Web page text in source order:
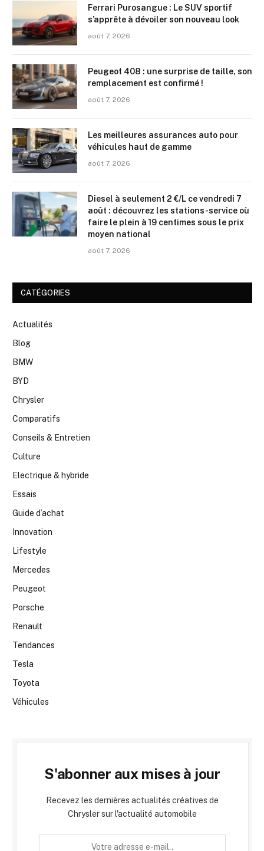
Ferrari Purosangue : Le SUV sportif
s’apprête à dévoiler son nouveau look
août 7, 2026
Peugeot 408 : une surprise de taille, son
remplacement est confirmé !
août 7, 2026
Les meilleures assurances auto pour
véhicules haut de gamme
août 7, 2026
Diesel à seulement 2 €/L ce vendredi 7
août : découvrez les stations-service où
faire le plein à 19 centimes sous le prix
moyen national
août 7, 2026
CATÉGORIES
Actualités
Blog
BMW
BYD
Chrysler
Comparatifs
Conseils & Entretien
Culture
Electrique & hybride
Essais
Guide d’achat
Innovation
Lifestyle
Mercedes
Peugeot
Porsche
Renault
Tendances
Tesla
Toyota
Véhicules
S'abonner aux mises à jour
Recevez les dernières actualités créatives de
Chrysler sur l'actualité automobile